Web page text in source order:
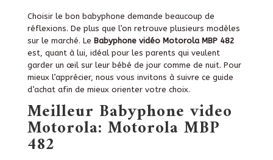
Choisir le bon babyphone demande beaucoup de
réflexions. De plus que l’on retrouve plusieurs modèles
sur le marché. Le Babyphone vidéo Motorola MBP 482
est, quant à lui, idéal pour les parents qui veulent
garder un œil sur leur bébé de jour comme de nuit. Pour
mieux l’apprécier, nous vous invitons à suivre ce guide
d’achat afin de mieux orienter votre choix.
Meilleur Babyphone video
Motorola: Motorola MBP
482